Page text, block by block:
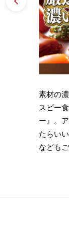
素材の
スビー
ー』。
たらい
なども